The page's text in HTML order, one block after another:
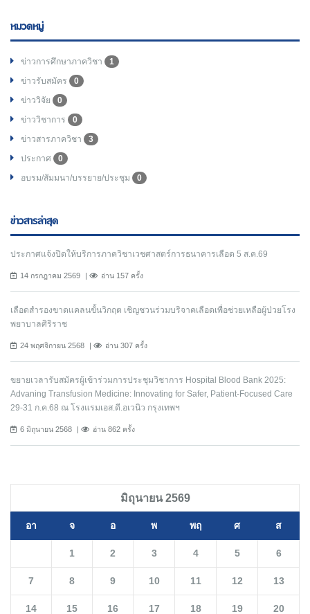
หมวดหมู่
ข่าวการศึกษาภาควิชา
1
ข่าวรับสมัคร
0
ข่าววิจัย
0
ข่าววิชาการ
0
ข่าวสารภาควิชา
3
ประกาศ
0
อบรม/สัมมนา/บรรยาย/ประชุม
0
ข่าวสารล่าสุด
ประกาศแจ้งปิดให้บริการภาควิชาเวชศาสตร์การธนาคารเลือด 5 ส.ค.69
14 กรกฎาคม 2569 อ่าน 157 ครั้ง
เลือดสำรองขาดแคลนขั้นวิกฤต เชิญชวนร่วมบริจาคเลือดเพื่อช่วยเหลือผู้ป่วยโรง
พยาบาลศิริราช
24 พฤศจิกายน 2568 อ่าน 307 ครั้ง
ขยายเวลารับสมัครผู้เข้าร่วมการประชุมวิชาการ Hospital Blood Bank 2025:
Advaning Transfusion Medicine: Innovating for Safer, Patient-Focused Care
29-31 ก.ค.68 ณ โรงแรมเอส.ดี.อเวนิว กรุงเทพฯ
6 มิถุนายน 2568 อ่าน 862 ครั้ง
มิถุนายน 2569
อา จ อ พ พฤ ศ ส
1 2 3 4 5 6
7 8 9 10 11 12 13
14 15 16 17 18 19 20